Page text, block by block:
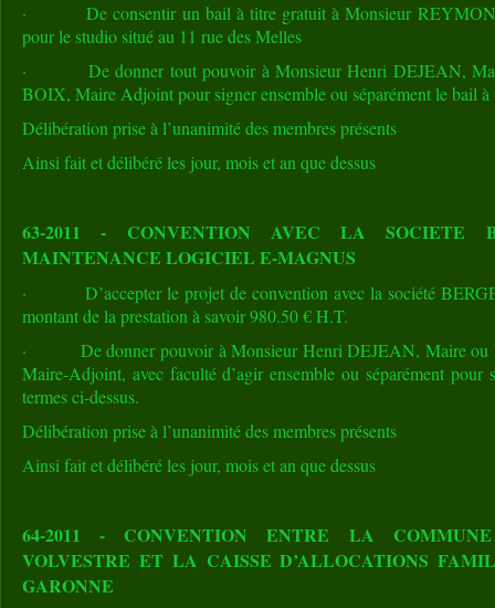
· De consentir un bail à titre gratuit à Monsieur
pour le studio situé au 11 rue des Melles
· De donner tout pouvoir à Monsieur Henri DEJEAN,
BOIX, Maire Adjoint pour signer ensemble ou séparément le bail à
Délibération prise à l’unanimité des membres présents
Ainsi fait et délibéré les jour, mois et an que dessus
63-2011 - CONVENTION AVEC LA SOCIETE
MAINTENANCE LOGICIEL E-MAGNUS
· D’accepter le projet de convention avec la société
montant de la prestation à savoir 980.50 € H.T.
· De donner pouvoir à Monsieur Henri DEJEAN, Maire ou
Maire-Adjoint, avec faculté d’agir ensemble ou séparément pour
termes ci-dessus.
Délibération prise à l’unanimité des membres présents
Ainsi fait et délibéré les jour, mois et an que dessus
64-2011 - CONVENTION ENTRE LA
VOLVESTRE ET LA CAISSE D’ALLOCATIONS
GARONNE